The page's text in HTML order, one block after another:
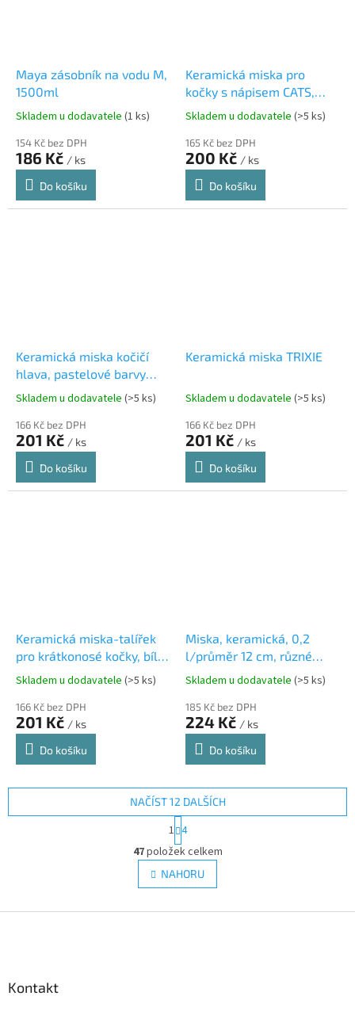
Maya zásobník na vodu M,
1500ml
Skladem u dodavatele (1 ks)
154 Kč bez DPH
186 Kč / ks
Do košíku
Keramická miska pro
kočky s nápisem CATS,
0,15 l/o 12 cm, růžová
Skladem u dodavatele (>5 ks)
165 Kč bez DPH
200 Kč / ks
Do košíku
Keramická miska kočičí
hlava, pastelové barvy
0,25 l/12 cm
Skladem u dodavatele (>5 ks)
166 Kč bez DPH
201 Kč / ks
Do košíku
Keramická miska TRIXIE
Skladem u dodavatele (>5 ks)
166 Kč bez DPH
201 Kč / ks
Do košíku
Keramická miska-talířek
pro krátkonosé kočky, bílá
0,2l/15cm
Skladem u dodavatele (>5 ks)
166 Kč bez DPH
201 Kč / ks
Do košíku
Miska, keramická, 0,2
l/průměr 12 cm, různé
barvy
Skladem u dodavatele (>5 ks)
185 Kč bez DPH
224 Kč / ks
Do košíku
O
v
l
á
NAČÍST 12 DALŠÍCH
S
t
r
á
n
k
v
1 4
47položek celkem
NAHORU
Kontakt